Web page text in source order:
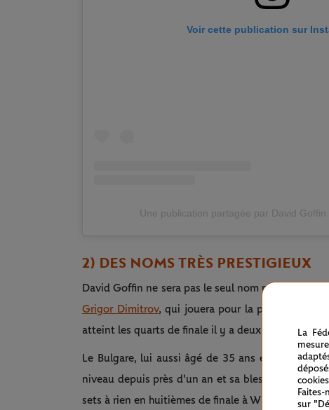
Voir cette publication sur
Une publication partagée par David Goffin
2) DES NOMS TRÈS PRESTIGIEUX
David Goffin ne sera pas le seul nom prestigieux
Grigor Dimitrov, qui jouera pour la première fois
atteint les quarts de finale il y a deux ans.
Le Bulgare, lui aussi âgé de 35 ans et ancien
niveau depuis près d'un an et sa blessure au
sets à rien en huitièmes de finale à Wimbledon,
La
sur